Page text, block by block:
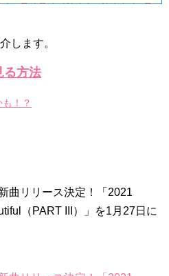
솔로들의 동거 리얼리티🔥 일상이 시트콤
れ NEW!
Yoo Ah-in
News TV
⚾
韓国ドラマ #21世紀の大君夫人
る」を韓国語では？「다르다（タル
語では？「심심하다（シムシマダ）」
숲)
します。
る方法
！？
曲リリース決定！「2021
（PART III）」を1月27日に